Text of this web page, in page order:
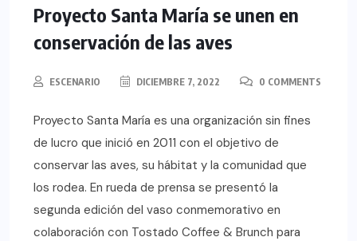
Proyecto Santa María se unen en
conservación de las aves
ESCENARIO DICIEMBRE 7, 2022 0 COMMENTS
Proyecto Santa María es una organización sin fines
de lucro que inició en 2011 con el objetivo de
conservar las aves, su hábitat y la comunidad que
los rodea. En rueda de prensa se presentó la
segunda edición del vaso conmemorativo en
colaboración con Tostado Coffee & Brunch para